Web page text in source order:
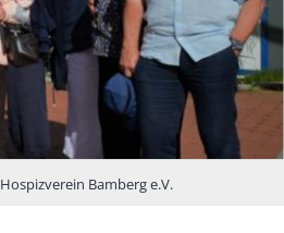
Hospizverein Bamberg e.V.